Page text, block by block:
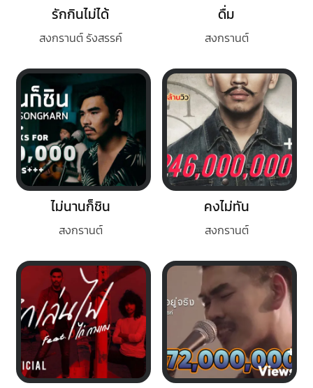
รักกินไม่ได้
สงกรานต์ รังสรรค์
ดื่ม
สงกรานต์
ไม่นานก็ชิน
สงกรานต์
คงไม่ทัน
สงกรานต์